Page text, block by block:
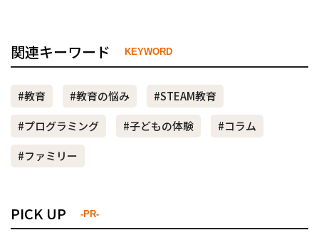
関連キーワード KEYWORD
#教育 #教育の悩み
#STEAM教育
#プログラミング
#子どもの体験
#コラム
#ファミリー
PICK UP -PR-